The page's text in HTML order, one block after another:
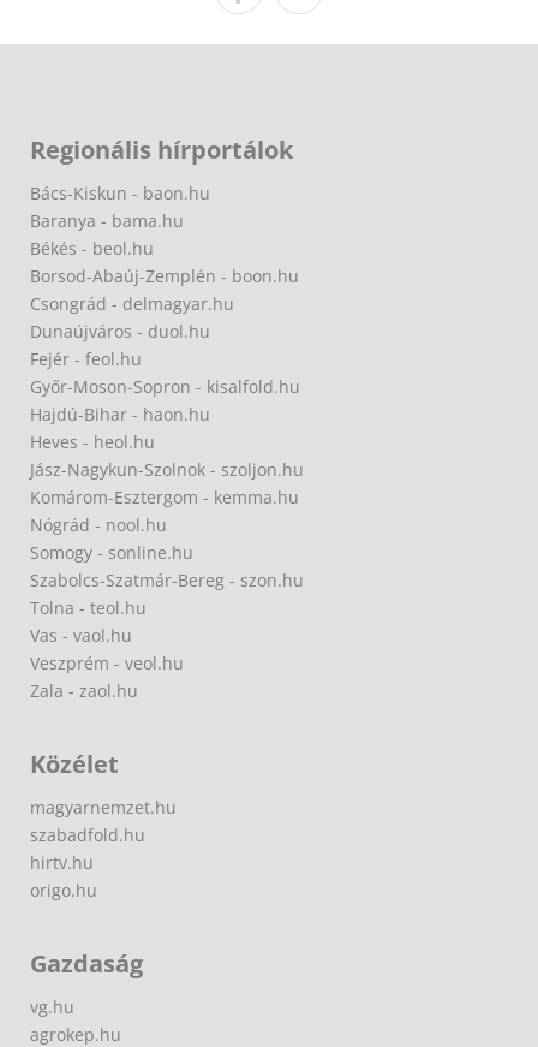
Regionális hírportálok
Bács-Kiskun - baon.hu
Baranya - bama.hu
Békés - beol.hu
Borsod-Abaúj-Zemplén - boon.hu
Csongrád - delmagyar.hu
Dunaújváros - duol.hu
Fejér - feol.hu
Győr-Moson-Sopron - kisalfold.hu
Hajdú-Bihar - haon.hu
Heves - heol.hu
Jász-Nagykun-Szolnok - szoljon.hu
Komárom-Esztergom - kemma.hu
Nógrád - nool.hu
Somogy - sonline.hu
Szabolcs-Szatmár-Bereg - szon.hu
Tolna - teol.hu
Vas - vaol.hu
Veszprém - veol.hu
Zala - zaol.hu
Közélet
magyarnemzet.hu
szabadfold.hu
hirtv.hu
origo.hu
Gazdaság
vg.hu
agrokep.hu